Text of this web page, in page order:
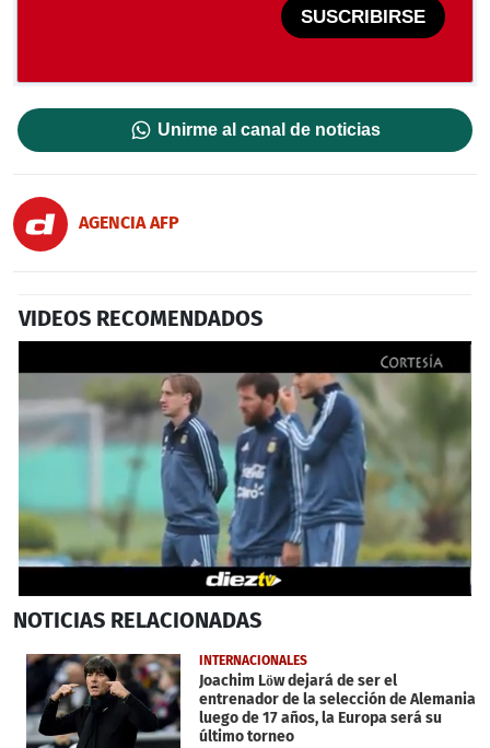
SUSCRIBIRSE
Unirme al canal de noticias
AGENCIA AFP
VIDEOS RECOMENDADOS
seconds
24
seconds
NOTICIAS RELACIONADAS
INTERNACIONALES
Joachim Löw dejará de ser el
entrenador de la selección de Alemania
luego de 17 años, la Europa será su
último torneo